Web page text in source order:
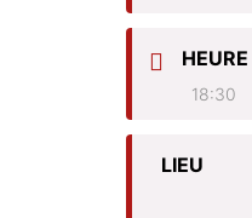
HEURE
18:30
LIEU